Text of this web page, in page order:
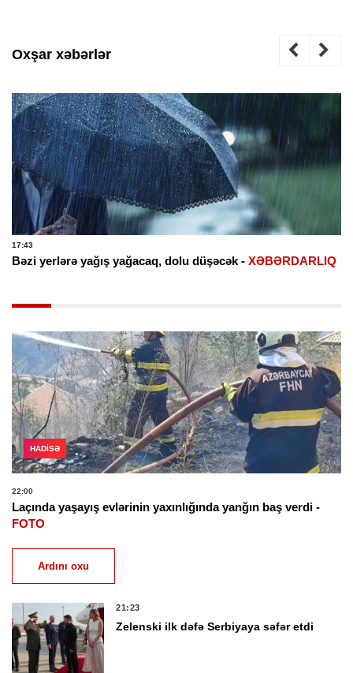
Oxşar xəbərlər
17:43
Bəzi yerlərə yağış yağacaq, dolu düşəcək - XƏBƏRDARLIQ
HADISƏ
22:00
Laçında yaşayış evlərinin yaxınlığında yanğın baş verdi -
FOTO
Ardını oxu
21:23
Zelenski ilk dəfə Serbiyaya səfər etdi